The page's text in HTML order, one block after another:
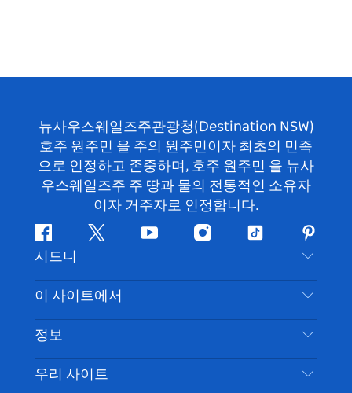
뉴사우스웨일즈주관광청(Destination NSW)
호주 원주민 을 주의 원주민이자 최초의 민족
으로 인정하고 존중하며, 호주 원주민 을 뉴사
우스웨일즈주 주 땅과 물의 전통적인 소유자
이자 거주자로 인정합니다.
페
이
스
북
지
귀
다
유
브
인
타
램
틱
핀
터
레
스
트
시드니
문의하기
부인 성명
쿠키 고지
이 사이트에서
목적지
할 일
정보
여행 정보
우리 사이트